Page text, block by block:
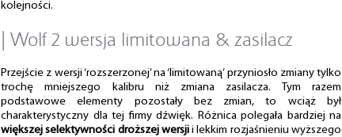
kolejności.
| Wolf 2 wersja limitowana & zasilacz
Przejście z wersji ‘rozszerzonej’ na ‘limitowaną’ przyniosło zmiany tylko
trochę mniejszego kalibru niż zmiana zasilacza. Tym razem
podstawowe elementy pozostały bez zmian, to wciąż był
charakterystyczny dla tej firmy dźwięk. Różnica polegała bardziej na
większej selektywności droższej wersjii lekkim rozjaśnieniu wyższego